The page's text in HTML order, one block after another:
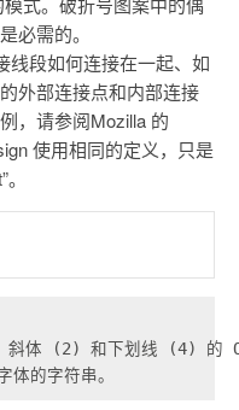
必需的。
线段如何连接在一起、如
外部连接点和内部连接
，请参阅Mozilla 的
使用相同的定义，只是
(2) 和下划线 (4) 的